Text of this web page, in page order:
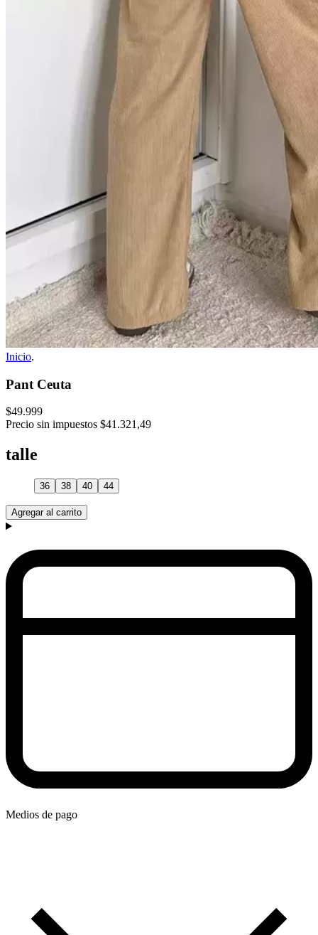
Inicio.
Pant Ceuta
$49.999
Precio sin impuestos $41.321,49
talle
36 38 40 44
Agregar al carrito
Medios de pago